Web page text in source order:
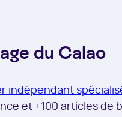
du Calao
indépendant
et +100 articles de